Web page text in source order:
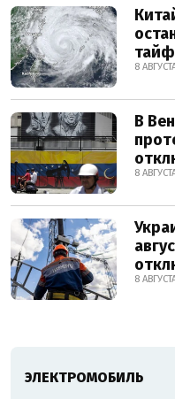
8
В
8
8
ЭЛЕКТРОМОБИЛЬ